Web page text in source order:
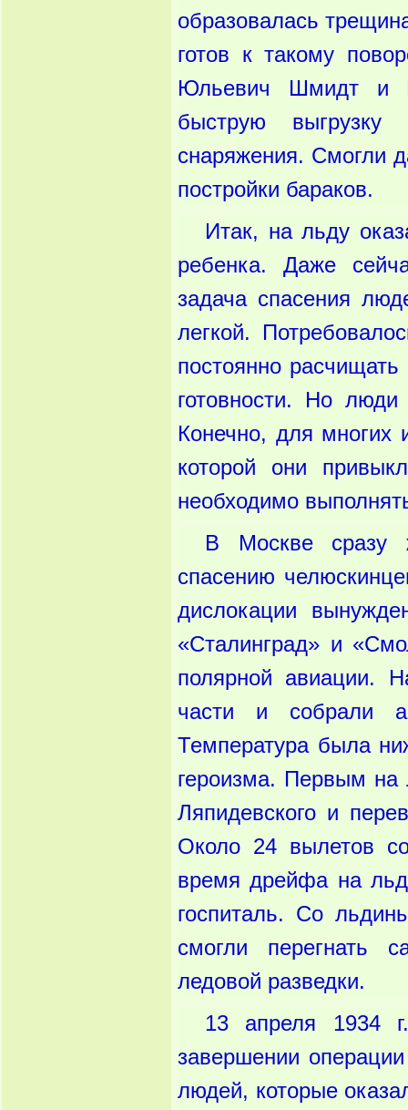
образовалась
готов к такому
Юльевич Шмидт и
быструю выгрузку
снаряжения. Смогли
постройки бараков.
Итак, на льду
ребенка. Даже
задача спасения
легкой.
постоянно
готовности. Но
Конечно, для многих
которой они
необходимо
В Москве сразу
спасению
дислокации
«Сталинград» и
полярной авиации.
части и собрали
Температура была
героизма. Первым на
Ляпидевского и
Около 24 вылетов
время дрейфа на
госпиталь. Со
смогли перегнать
ледовой разведки.
13 апреля 1934
завершении
людей, которые